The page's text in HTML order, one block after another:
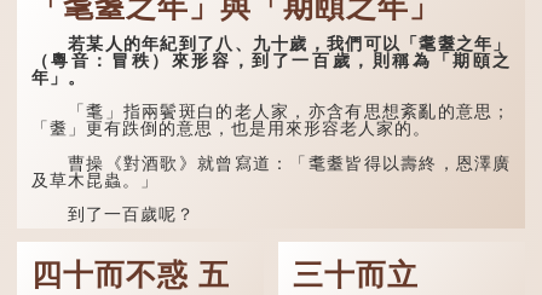
頭」。到了清代，顧祿在
《清嘉錄》中記錄蘇州風俗
時，也引用了這句諺語。不
過當地百姓的口頭說法是
「朝立秋，渹颼颼；夜立
有不同，但意思完全一致。
準呢？它反映了古人的一種
樸素觀察：如果立秋的精
「耄耋之年」與「期頤之年」
若某人的年紀到了八、九十歲，我們可以「耄耋之年」
（粵音：冒秩）來形容，到了一百歲，則稱為「期頤之
年」。
「耄」指兩鬢斑白的老人家，亦含有思想紊亂的意思；
「耋」更有跌倒的意思，也是用來形容老人家的。
曹操《對酒歌》就曾寫道：「耄耋皆得以壽終，恩澤廣
及草木昆蟲。」
到了一百歲呢？
那麼就可以稱為「期頤」。《禮記.曲禮上》：「百年曰
期頤。」鄭玄註：「期，猶要也；頤，養也。不知衣服食
味，孝子要盡養道...
四十而不惑 五
三十而立